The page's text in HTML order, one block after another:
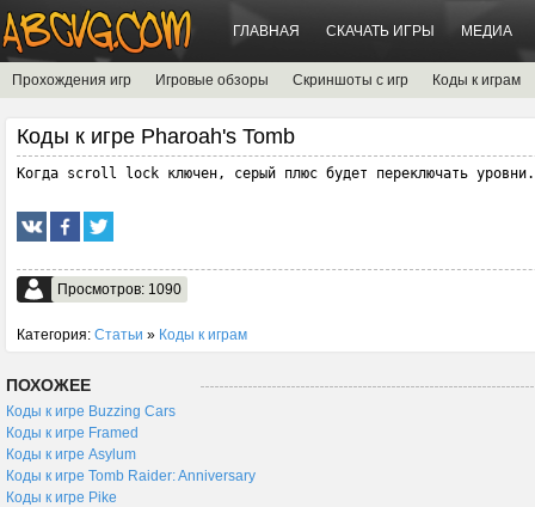
ГЛАВНАЯ СКАЧАТЬ ИГРЫ МЕДИА
Прохождения игр Игровые обзоры Скриншоты с игр Коды к играм
Коды к игре Pharoah's Tomb
Когда scroll lock ключен, серый плюс будет переключать уровни.
Просмотров: 1090
Категория: Статьи » Коды к играм
ПОХОЖЕЕ
Коды к игре Buzzing Cars
Коды к игре Framed
Коды к игре Asylum
Коды к игре Tomb Raider: Anniversary
Коды к игре Pike